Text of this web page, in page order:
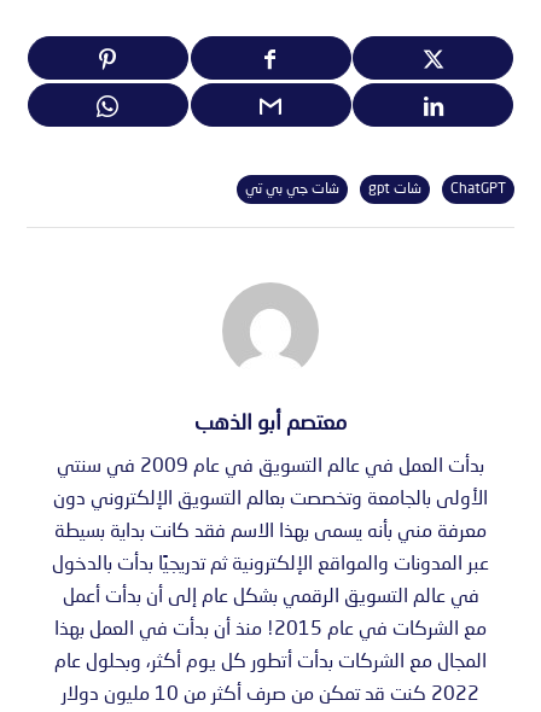
ChatGPT شات gpt شات جي بي تي
معتصم أبو الذهب
بدأت العمل في عالم التسويق في عام 2009 في سنتي
الأولى بالجامعة وتخصصت بعالم التسويق الإلكتروني دون
معرفة مني بأنه يسمى بهذا الاسم فقد كانت بداية بسيطة
عبر المدونات والمواقع الإلكترونية ثم تدريجيًا بدأت بالدخول
في عالم التسويق الرقمي بشكل عام إلى أن بدأت أعمل
مع الشركات في عام 2015! منذ أن بدأت في العمل بهذا
المجال مع الشركات بدأت أتطور كل يوم أكثر، وبحلول عام
2022 كنت قد تمكن من صرف أكثر من 10 مليون دولار